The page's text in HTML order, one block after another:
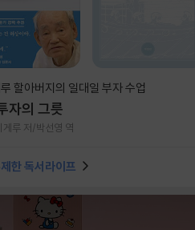
할아버지의 일대일 부자 수업
자의 그릇
게루 저/박선영 역
한 독서라이프